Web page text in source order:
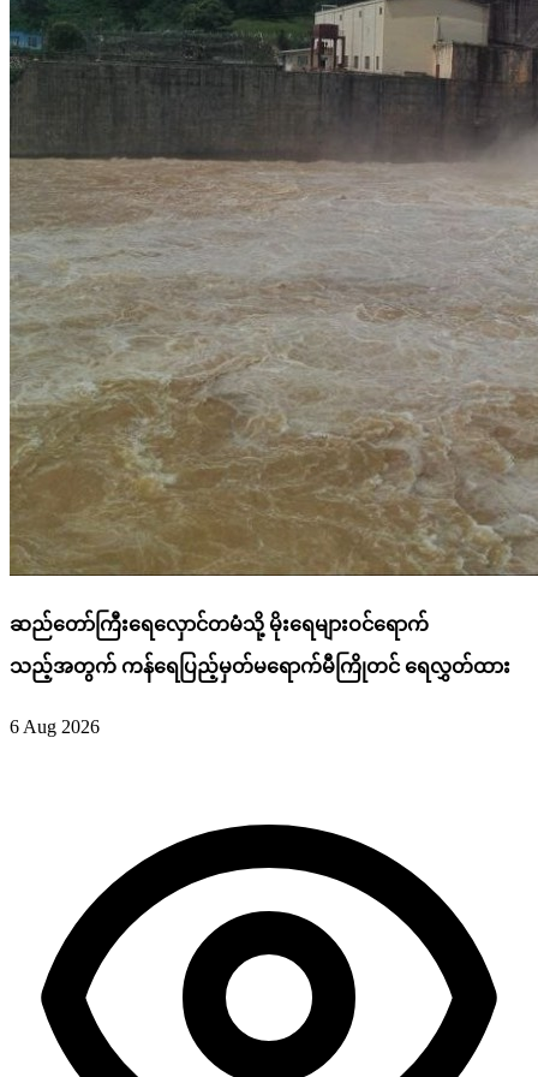
ဆည်တော်ကြီးရေလှောင်တမံသို့ မိုးရေများဝင်ရောက်
သည့်အတွက် ကန်ရေပြည့်မှတ်မရောက်မီကြိုတင် ရေလွှတ်ထား
6 Aug 2026